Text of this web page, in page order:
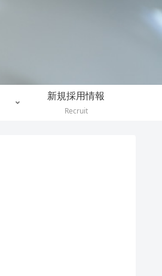
新規採用情報
Recruit